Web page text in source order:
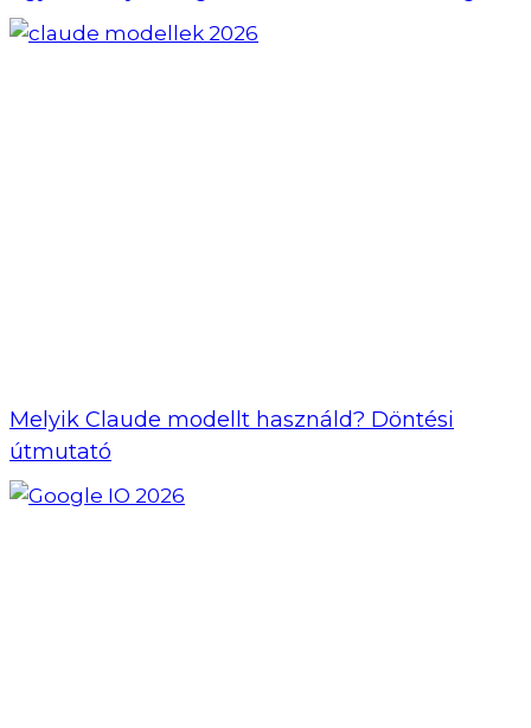
Melyik Claude modellt használd? Döntési
útmutató